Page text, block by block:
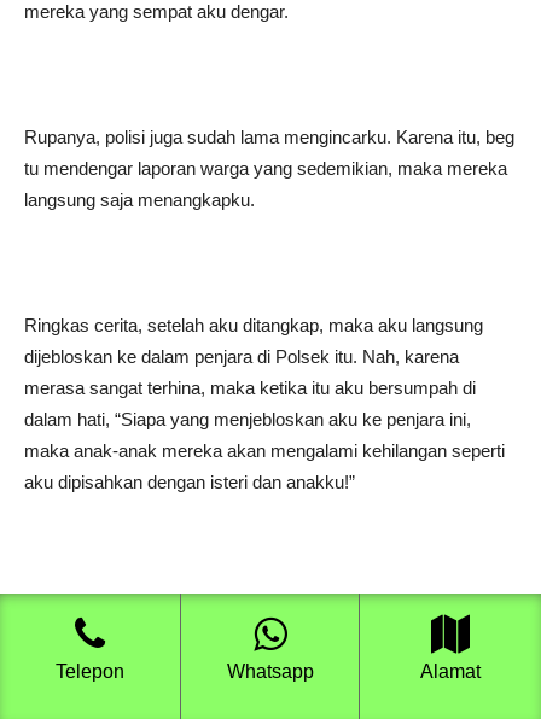
mereka yang sempat aku dengar.
Rupanya, polisi juga sudah lama mengincarku. Karena itu, beg
tu mendengar laporan warga yang sedemikian, maka mereka
langsung saja menangkapku.
Ringkas cerita, setelah aku ditangkap, maka aku langsung
dijebloskan ke dalam penjara di Polsek itu. Nah, karena
merasa sangat terhina, maka ketika itu aku bersumpah di
dalam hati, “Siapa yang menjebloskan aku ke penjara ini,
maka anak-anak mereka akan mengalami kehilangan seperti
aku dipisahkan dengan isteri dan anakku!”
salah seorang tetanggaku, mati tergilas truk. Sedangkan anak
Pak Ali meninggal ditelan tsunami beberapa waktu yang lalu.
Telepon Whatsapp Alamat